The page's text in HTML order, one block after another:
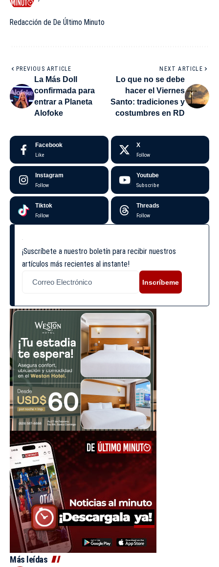
Redacción de De Último Minuto
PREVIOUS ARTICLE
La Más Doll
confirmada para
entrar a Planeta
Alofoke
NEXT ARTICLE
Lo que no se debe
hacer el Viernes
Santo: tradiciones y
costumbres en RD
Facebook
Like
X
Follow
Instagram
Follow
Youtube
Subscribe
Tiktok
Follow
Threads
Follow
¡Suscríbete a nuestro boletín para recibir nuestros
artículos más recientes al instante!
Inscríbeme
Más leídas